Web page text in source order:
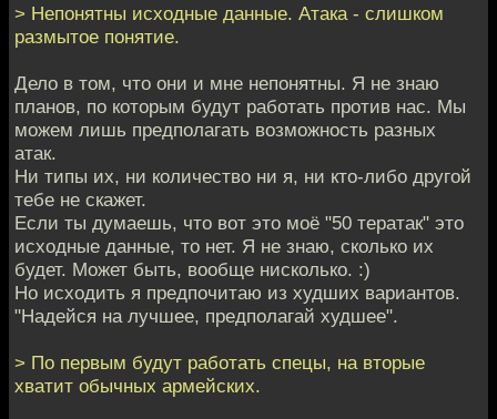
> Непонятны исходные данные. Атака - слишком
размытое понятие.
Дело в том, что они и мне непонятны. Я не знаю
планов, по которым будут работать против нас. Мы
можем лишь предполагать возможность разных
атак.
Ни типы их, ни количество ни я, ни кто-либо другой
тебе не скажет.
Если ты думаешь, что вот это моё "50 тератак" это
исходные данные, то нет. Я не знаю, сколько их
будет. Может быть, вообще нисколько. :)
Но исходить я предпочитаю из худших вариантов.
"Надейся на лучшее, предполагай худшее".
> По первым будут работать спецы, на вторые
хватит обычных армейских.